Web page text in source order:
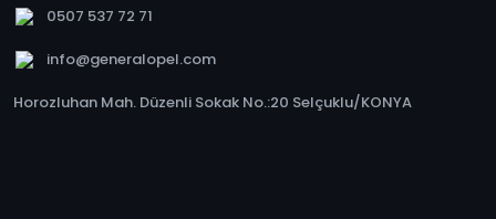
0507 537 72 71
info@generalopel.com
Horozluhan Mah. Düzenli Sokak No.:20 Selçuklu/KONYA